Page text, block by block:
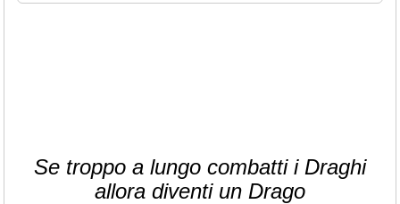
Se troppo a lungo combatti i Draghi
allora diventi un Drago